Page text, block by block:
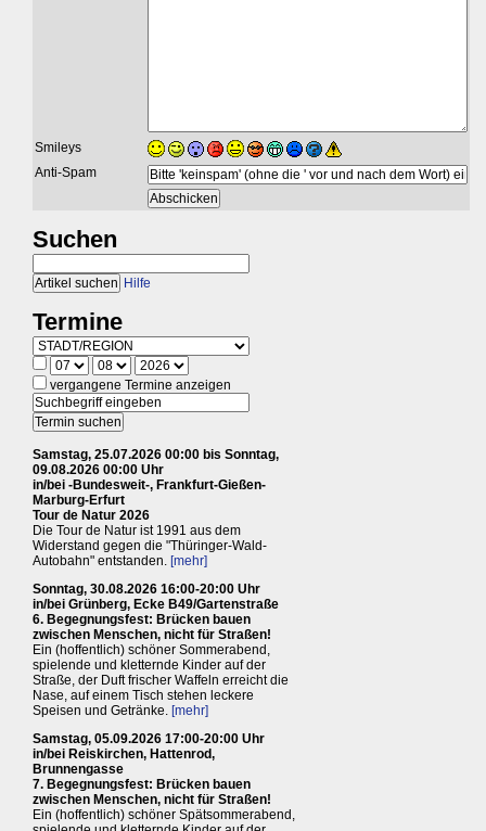
Smileys
Anti-Spam
Suchen
Hilfe
Termine
vergangene Termine anzeigen
Samstag, 25.07.2026 00:00 bis Sonntag,
09.08.2026 00:00 Uhr
in/bei -Bundesweit-, Frankfurt-Gießen-
Marburg-Erfurt
Tour de Natur 2026
Die Tour de Natur ist 1991 aus dem
Widerstand gegen die "Thüringer-Wald-
Autobahn" entstanden. [mehr]
Sonntag, 30.08.2026 16:00-20:00 Uhr
in/bei Grünberg, Ecke B49/Gartenstraße
6. Begegnungsfest: Brücken bauen
zwischen Menschen, nicht für Straßen!
Ein (hoffentlich) schöner Sommerabend,
spielende und kletternde Kinder auf der
Straße, der Duft frischer Waffeln erreicht die
Nase, auf einem Tisch stehen leckere
Speisen und Getränke. [mehr]
Samstag, 05.09.2026 17:00-20:00 Uhr
in/bei Reiskirchen, Hattenrod,
Brunnengasse
7. Begegnungsfest: Brücken bauen
zwischen Menschen, nicht für Straßen!
Ein (hoffentlich) schöner Spätsommerabend,